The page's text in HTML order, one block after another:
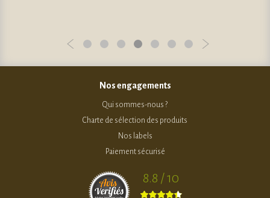
Nos engagements
Qui sommes-nous ?
Charte de sélection des produits
Nos labels
Paiement sécurisé
8.8 / 10